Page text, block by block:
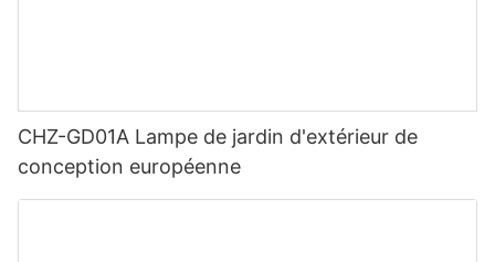
CHZ-GD01A Lampe de jardin d'extérieur de
conception européenne